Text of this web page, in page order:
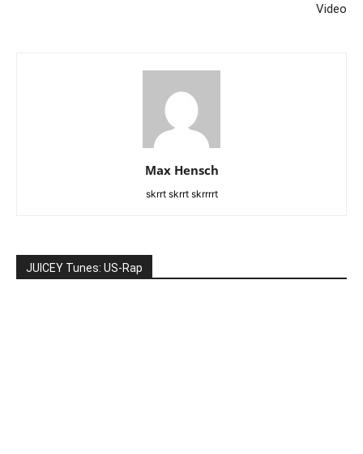
Video
Max Hensch
skrrt skrrt skrrrrt
JUICEY Tunes: US-Rap